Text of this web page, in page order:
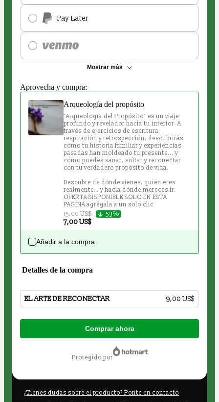
Pay Later
Mostrar más
Aprovecha y compra:
Arqueología del propósito
"Arqueología del Propósito" es un viaje
profundo y revelador hacia tu interior. A
través de ejercicios de escritura,
respiración y retrospección, descubrirás
cómo tu historia familiar y experiencias
pasadas han moldeado tu presente... y
cómo puedes sanar, soltar y reconectar
con tu verdadero propósito de vida.
Descubre de dónde vienes, quién eres
realmente… y hacia dónde mereces ir.
OFERTA SISPONIBLE SOLO EN ESTA
PAGINA agrégala a un solo clic
15,00 US$
53%
7,00 US$
Añadir a la compra
Detalles de la compra
EL ARTE DE RECONECTAR 9,00 US$
Total
9,00 US$
Comprar ahora
protegido por
¿Tienes dudas sobre el producto? Ponte en contacto